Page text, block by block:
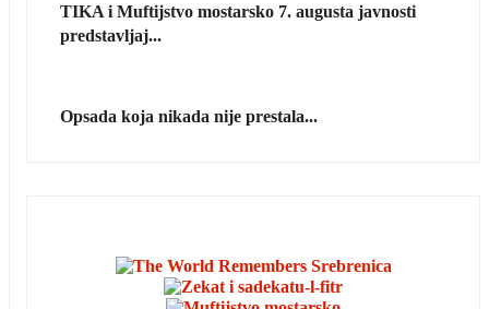
TIKA i Muftijstvo mostarsko 7. augusta javnosti
predstavljaj...
Opsada koja nikada nije prestala...